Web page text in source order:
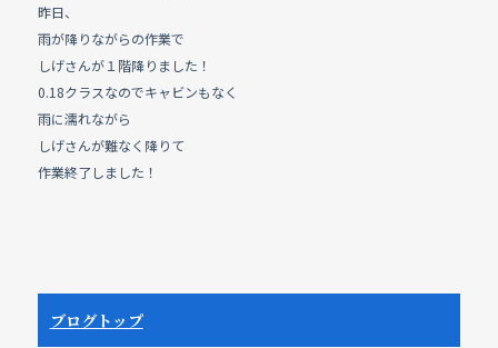
昨日、
雨が降りながらの作業で
しげさんが１階降りました！
0.18クラスなのでキャビンもなく
雨に濡れながら
しげさんが難なく降りて
作業終了しました！
ブログトップ